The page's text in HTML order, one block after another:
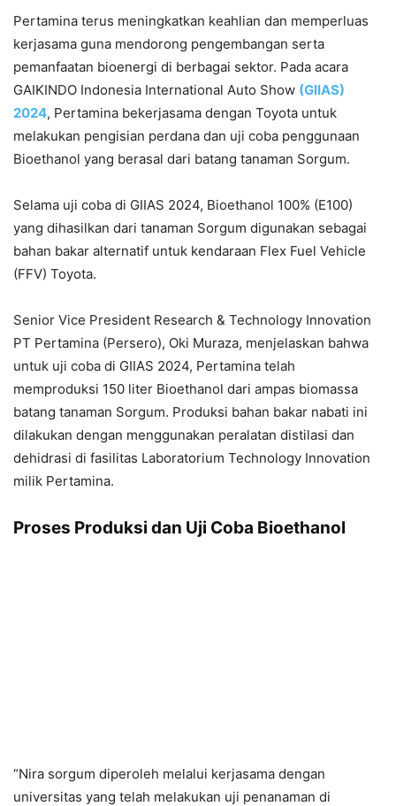
Pertamina terus meningkatkan keahlian dan memperluas
kerjasama guna mendorong pengembangan serta
pemanfaatan bioenergi di berbagai sektor. Pada acara
GAIKINDO Indonesia International Auto Show (GIIAS)
2024, Pertamina bekerjasama dengan Toyota untuk
melakukan pengisian perdana dan uji coba penggunaan
Bioethanol yang berasal dari batang tanaman Sorgum.
Selama uji coba di GIIAS 2024, Bioethanol 100% (E100)
yang dihasilkan dari tanaman Sorgum digunakan sebagai
bahan bakar alternatif untuk kendaraan Flex Fuel Vehicle
(FFV) Toyota.
Senior Vice President Research & Technology Innovation
PT Pertamina (Persero), Oki Muraza, menjelaskan bahwa
untuk uji coba di GIIAS 2024, Pertamina telah
memproduksi 150 liter Bioethanol dari ampas biomassa
batang tanaman Sorgum. Produksi bahan bakar nabati ini
dilakukan dengan menggunakan peralatan distilasi dan
dehidrasi di fasilitas Laboratorium Technology Innovation
milik Pertamina.
Proses Produksi dan Uji Coba Bioethanol
“Nira sorgum diperoleh melalui kerjasama dengan
universitas yang telah melakukan uji penanaman di